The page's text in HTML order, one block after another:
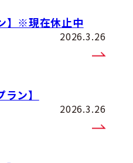
】※現在休止中
2026.3.26
ン】
2026.3.26